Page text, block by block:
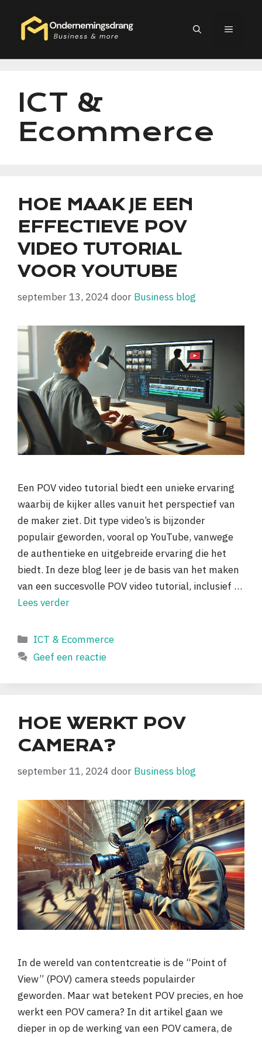
naar
inhoud
ICT &
Ecommerce
HOE MAAK JE EEN
EFFECTIEVE POV
VIDEO TUTORIAL
VOOR YOUTUBE
september 13, 2024 door Business blog
Een POV video tutorial biedt een unieke ervaring
waarbij de kijker alles vanuit het perspectief van
de maker ziet. Dit type video’s is bijzonder
populair geworden, vooral op YouTube, vanwege
de authentieke en uitgebreide ervaring die het
biedt. In deze blog leer je de basis van het maken
van een succesvolle POV video tutorial, inclusief …
Lees verder
Categorieën
ICT & Ecommerce
Geef een reactie
HOE WERKT POV
CAMERA?
september 11, 2024 door Business blog
In de wereld van contentcreatie is de “Point of
View” (POV) camera steeds populairder
geworden. Maar wat betekent POV precies, en hoe
werkt een POV camera? In dit artikel gaan we
dieper in op de werking van een POV camera, de